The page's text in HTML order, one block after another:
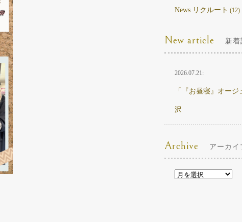
News リクルート (12)
New article 新着
2026.07.21:
「『お昼寝』オー
沢
Archive アーカイ